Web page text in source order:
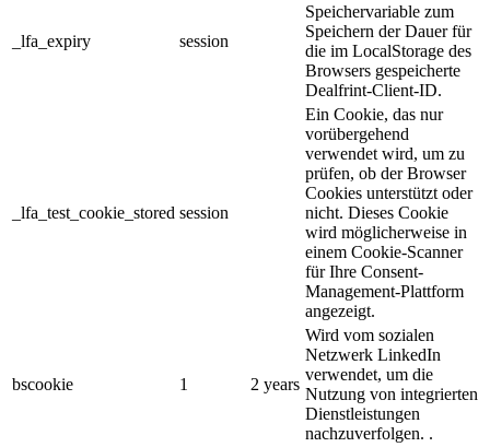
_lfa_expiry session
Speichervariable zum
Speichern der Dauer für
die im LocalStorage des
Browsers gespeicherte
Dealfrint-Client-ID.
_lfa_test_cookie_stored session
Ein Cookie, das nur
vorübergehend
verwendet wird, um zu
prüfen, ob der Browser
Cookies unterstützt oder
nicht. Dieses Cookie
wird möglicherweise in
einem Cookie-Scanner
für Ihre Consent-
Management-Plattform
angezeigt.
bscookie 1 2 years
Wird vom sozialen
Netzwerk LinkedIn
verwendet, um die
Nutzung von integrierten
Dienstleistungen
nachzuverfolgen. .